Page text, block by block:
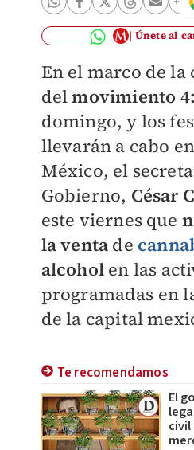
Únete al
En el marco de
delmovimiento
domingo, y los
llevarán a cabo
México, el
Gobierno, César
este viernes que
la venta de
alcoholen las
programadas en
de la capital
Te recomendamos
El
civil